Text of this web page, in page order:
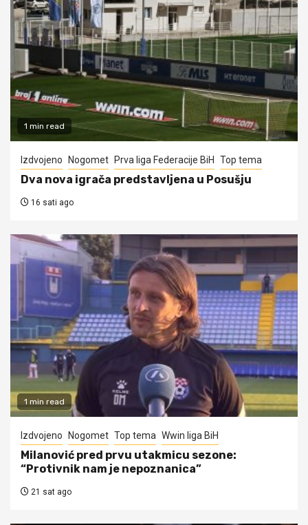
1 min read
Izdvojeno Nogomet Prva liga Federacije BiH Top tema
Dva nova igrača predstavljena u Posušju
16 sati ago
1 min read
Izdvojeno Nogomet Top tema Wwin liga BiH
Milanović pred prvu utakmicu sezone:
“Protivnik nam je nepoznanica”
21 sat ago